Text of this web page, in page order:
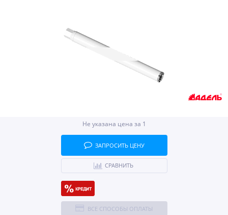
Не указана цена за 1
ЗАПРОСИТЬ ЦЕНУ
СРАВНИТЬ
ВСЕ СПОСОБЫ ОПЛАТЫ